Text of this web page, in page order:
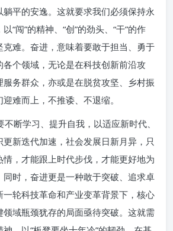
平的安逸。这就要求我们必须保持永
“闯”的精神、“创”的劲头、“干”的作
克难。奋进，意味着要敢于担当、勇于
个领域，无论是在科技创新前沿攻
务群众，亦或是在脱贫攻坚、乡村振
难而上，不推诿、不退缩。
断学习、提升自我，以适应新时代、
新迭代加速，社会发展日新月异，只
，才能跟上时代步伐，才能更好地为
同时，奋进更是一种敢于突破、追求卓
一轮科技革命和产业变革背景下，核心
域瓶颈犹存的局面亟待突破。这就需